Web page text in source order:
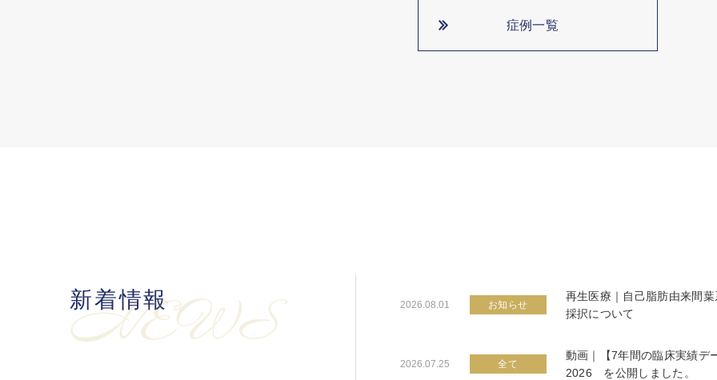
症例一覧
新着情報
NEWS 2026.08.01 お知らせ
再生医療｜自己脂肪由来間
採択について
2026.07.25 全て
動画｜【7年間の臨床実績デ
2026 を公開しました。